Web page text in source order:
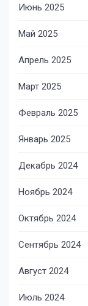
Июнь 2025
Май 2025
Апрель 2025
Март 2025
Февраль 2025
Январь 2025
Декабрь 2024
Ноябрь 2024
Октябрь 2024
Сентябрь 2024
Август 2024
Июль 2024